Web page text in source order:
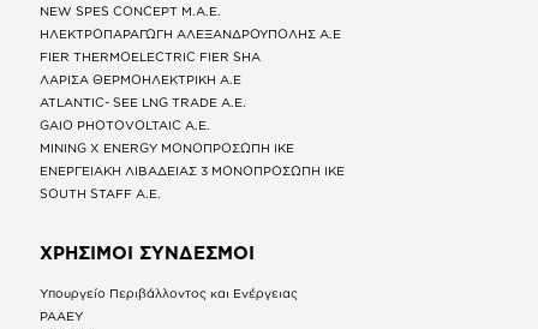
NEW SPES CONCEPT Μ.Α.Ε.
ΗΛΕΚΤΡΟΠΑΡΑΓΩΓΗ ΑΛΕΞΑΝΔΡΟΥΠΟΛΗΣ A.E
FIER THERMOELECTRIC FIER SHA
ΛΑΡΙΣΑ ΘΕΡΜΟΗΛΕΚΤΡΙΚΗ A.E
ATLANTIC- SEE LNG TRADE A.E.
GAIO PHOTOVOLTAIC Α.Ε.
MINING X ENERGY ΜΟΝΟΠΡΟΣΩΠΗ ΙΚΕ
ΕΝΕΡΓΕΙΑΚΗ ΛΙΒΑΔΕΙΑΣ 3 ΜΟΝΟΠΡΟΣΩΠΗ ΙΚΕ
SOUTH STAFF Α.Ε.
ΧΡΗΣΙΜΟΙ ΣΥΝΔΕΣΜΟΙ
Υπουργείο Περιβάλλοντος και Ενέργειας
ΡΑΑΕΥ